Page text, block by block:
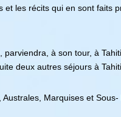
les récits qui en sont faits
à son tour, à
deux autres séjours à
Marquises et